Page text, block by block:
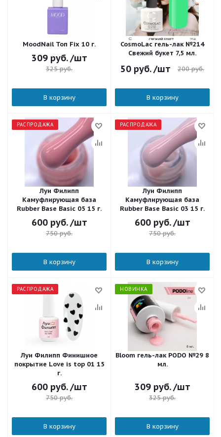
MoodNail Топ Fix 10 г.
309руб. /шт
325руб.
В корзину
CosmoLac гель-лак №214
Свежий букет 7,5 мл.
50 руб. /шт 200руб.
В корзину
РАСПРОДАЖА
Луи Филипп
Камуфлирующая база
Rubber Base Basic 05 15 г.
600руб. /шт
750руб.
В корзину
РАСПРОДАЖА
Луи Филипп
Камуфлирующая база
Rubber Base Basic 03 15 г.
600руб. /шт
750руб.
В корзину
РАСПРОДАЖА
Луи Филипп Финишное
покрытие Love is top 01 15
г.
600руб. /шт
750руб.
В корзину
НОВИНКА
Bloom гель-лак PODO №29 8
мл.
309руб. /шт
325руб.
В корзину